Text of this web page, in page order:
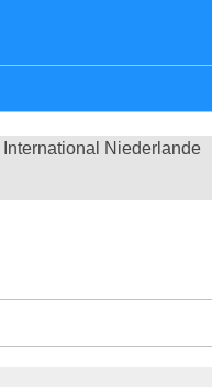
International Niederlande